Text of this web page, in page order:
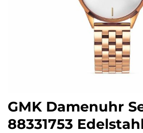
GMK Damenuhr
88331753